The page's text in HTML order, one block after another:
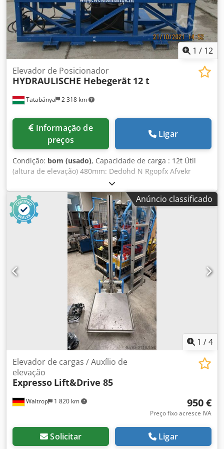
1 / 12
Tatabánya 2 318 km
Elevador de Posicionador
HYDRAULISCHE Hebegerät 12 t
preços
Ligar
Condição: bom (usado), Capacidade de carga : 12t Útil
(altura de elevação) 480mm: Dedohd N Rgopfx Afvekr
Anúncio classificado
1 /4
Waltrop 1 820 km
Elevador de cargas / Auxílio de
elevação
Expresso Lift&Drive 85
950 €
Preço fixo acresce IVA
Solicitar Ligar